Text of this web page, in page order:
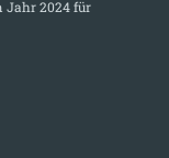
Jahr 2024 für